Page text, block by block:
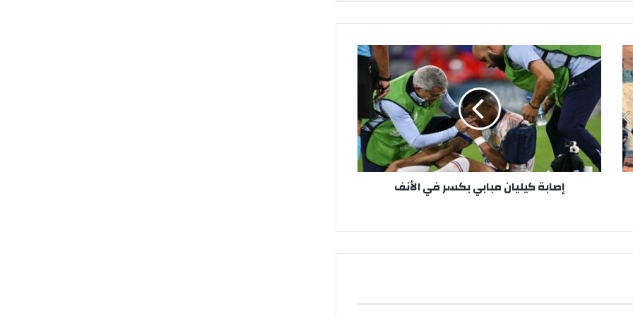
ص
ب
ة
ي
ل
ي
ب
ك
إصابة كيليان مبابي بكسر في الأنف